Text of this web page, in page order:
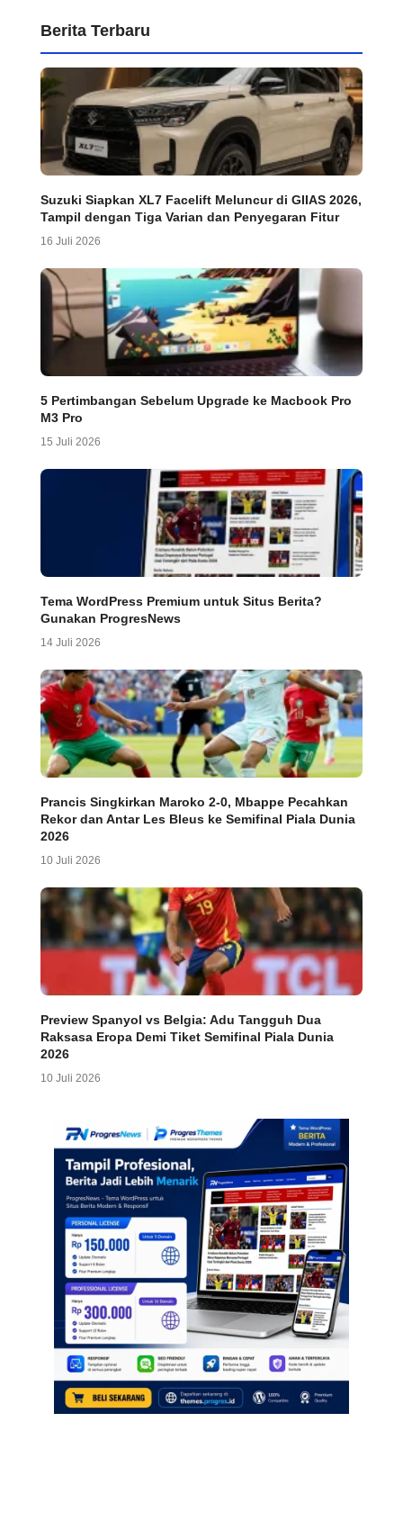
Berita Terbaru
Suzuki Siapkan XL7 Facelift Meluncur di GIIAS 2026,
Tampil dengan Tiga Varian dan Penyegaran Fitur
16 Juli 2026
5 Pertimbangan Sebelum Upgrade ke Macbook Pro
M3 Pro
15 Juli 2026
Tema WordPress Premium untuk Situs Berita?
Gunakan ProgresNews
14 Juli 2026
Prancis Singkirkan Maroko 2-0, Mbappe Pecahkan
Rekor dan Antar Les Bleus ke Semifinal Piala Dunia
2026
10 Juli 2026
Preview Spanyol vs Belgia: Adu Tangguh Dua
Raksasa Eropa Demi Tiket Semifinal Piala Dunia
2026
10 Juli 2026